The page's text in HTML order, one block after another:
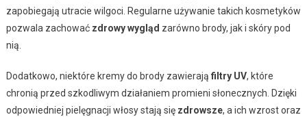
zapobiegają utracie wilgoci. Regularne używanie takich kosmetyków
pozwala zachować zdrowy wygląd zarówno brody, jak i skóry pod
nią.
Dodatkowo, niektóre kremy do brody zawierają filtry UV, które
chronią przed szkodliwym działaniem promieni słonecznych. Dzięki
odpowiedniej pielęgnacji włosy stają się zdrowsze, a ich wzrost oraz